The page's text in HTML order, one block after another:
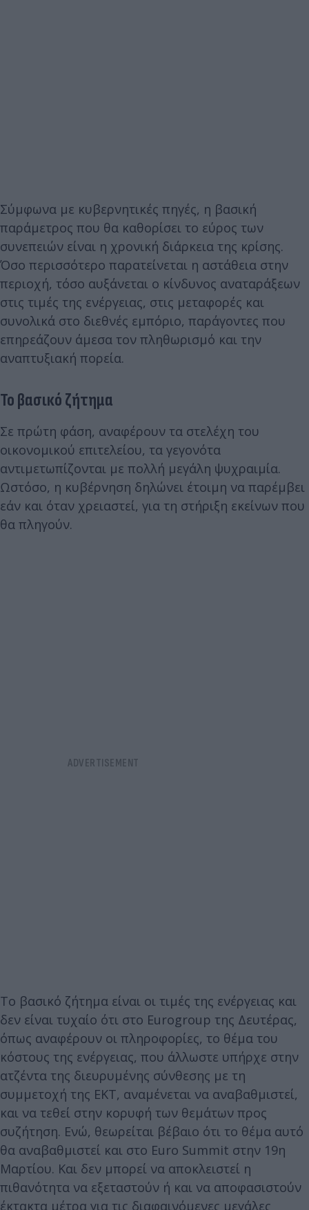
Σύμφωνα με κυβερνητικές πηγές, η βασική
παράμετρος που θα καθορίσει το εύρος των
συνεπειών είναι η χρονική διάρκεια της κρίσης.
Όσο περισσότερο παρατείνεται η αστάθεια στην
περιοχή, τόσο αυξάνεται ο κίνδυνος αναταράξεων
στις τιμές της ενέργειας, στις μεταφορές και
συνολικά στο διεθνές εμπόριο, παράγοντες που
επηρεάζουν άμεσα τον πληθωρισμό και την
αναπτυξιακή πορεία.
Το βασικό ζήτημα
Σε πρώτη φάση, αναφέρουν τα στελέχη του
οικονομικού επιτελείου, τα γεγονότα
αντιμετωπίζονται με πολλή μεγάλη ψυχραιμία.
Ωστόσο, η κυβέρνηση δηλώνει έτοιμη να παρέμβει
εάν και όταν χρειαστεί, για τη στήριξη εκείνων που
θα πληγούν.
Το βασικό ζήτημα είναι οι τιμές της ενέργειας και
δεν είναι τυχαίο ότι στο Eurogroup της Δευτέρας,
όπως αναφέρουν οι πληροφορίες, το θέμα του
κόστους της ενέργειας, που άλλωστε υπήρχε στην
ατζέντα της διευρυμένης σύνθεσης με τη
συμμετοχή της ΕΚΤ, αναμένεται να αναβαθμιστεί,
και να τεθεί στην κορυφή των θεμάτων προς
συζήτηση. Ενώ, θεωρείται βέβαιο ότι το θέμα αυτό
θα αναβαθμιστεί και στο Euro Summit στην 19η
Μαρτίου. Και δεν μπορεί να αποκλειστεί η
πιθανότητα να εξεταστούν ή και να αποφασιστούν
έκτακτα μέτρα για τις διαφαινόμενες μεγάλες